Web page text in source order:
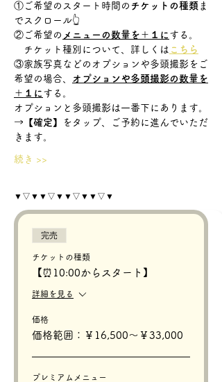
①ご希望のスタート時間の チケットの種類 ま
でスクロール👆
②ご希望の メニューの数量を＋１に する。
チケット種別について、詳しくは こちら
③家族写真などのオプションや多頭撮影をご
希望の場合、 オプションや多頭撮影の数量を
＋１に する。
オプションと多頭撮影は一番下にあります。
→【確定】
をタップ、ご予約に進んでいただ
きます。
続き >>
▼▽▼▼▽▼▼▽▼▼▽▼
完売
チケットの種類
【⏰10:00からスタート】
詳細を見る
価格
価格範囲：￥16,500〜￥33,000
プレミアムメニュー